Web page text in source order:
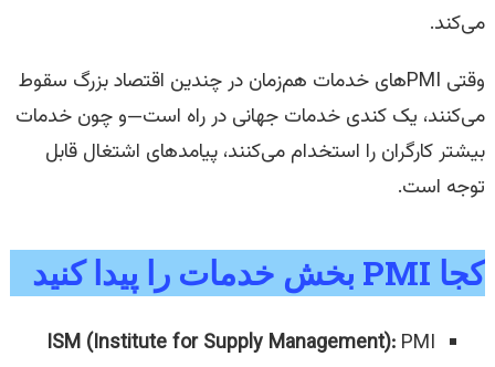
می‌کند.
وقتی PMIهای خدمات هم‌زمان در چندین اقتصاد بزرگ سقوط
می‌کنند، یک کندی خدمات جهانی در راه است—و چون خدمات
بیشتر کارگران را استخدام می‌کنند، پیامدهای اشتغال قابل
توجه است.
کجا PMI بخش خدمات را پیدا کنید
ISM (Institute for Supply Management): PMI